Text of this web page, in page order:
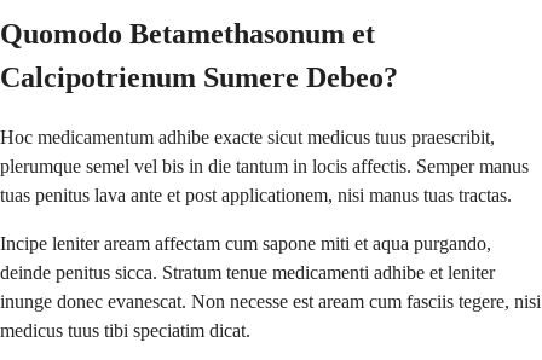
Quomodo Betamethasonum et
Calcipotrienum Sumere Debeo?
Hoc medicamentum adhibe exacte sicut medicus tuus praescribit,
plerumque semel vel bis in die tantum in locis affectis. Semper manus
tuas penitus lava ante et post applicationem, nisi manus tuas tractas.
Incipe leniter aream affectam cum sapone miti et aqua purgando,
deinde penitus sicca. Stratum tenue medicamenti adhibe et leniter
inunge donec evanescat. Non necesse est aream cum fasciis tegere, nisi
medicus tuus tibi speciatim dicat.